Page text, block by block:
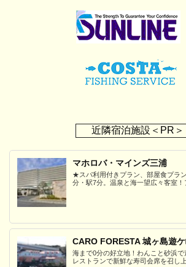
近隣宿泊施設＜PR＞
マホロバ・マインズ三浦
★スパ利用付きプラン、部屋食プラ
分・駅7分。温泉と海一望広々客室
CARO FORESTA 城ヶ島遊
海まで0分の好立地！わんこと砂浜
レストランで新鮮な寿司会席を召し